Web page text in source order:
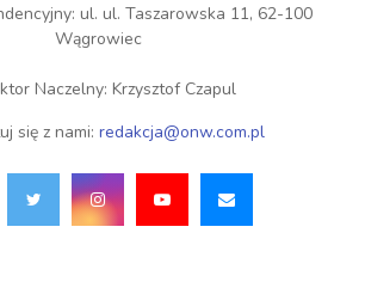
ul. ul. Taszarowska 11, 62-100
Wągrowiec
Naczelny: Krzysztof Czapul
się z nami: redakcja@onw.com.pl